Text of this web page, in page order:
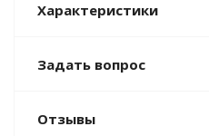
Характеристики
Задать вопрос
Отзывы